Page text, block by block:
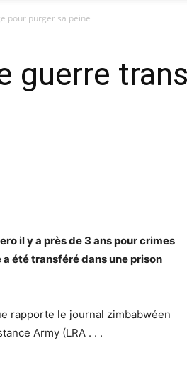
DÉFENSEUR
pour purger sa peine
guerre
il y a près de 3 ans pour crimes
été transféré dans une prison
rapporte le journal zimbabwéen
Army (LRA . . .